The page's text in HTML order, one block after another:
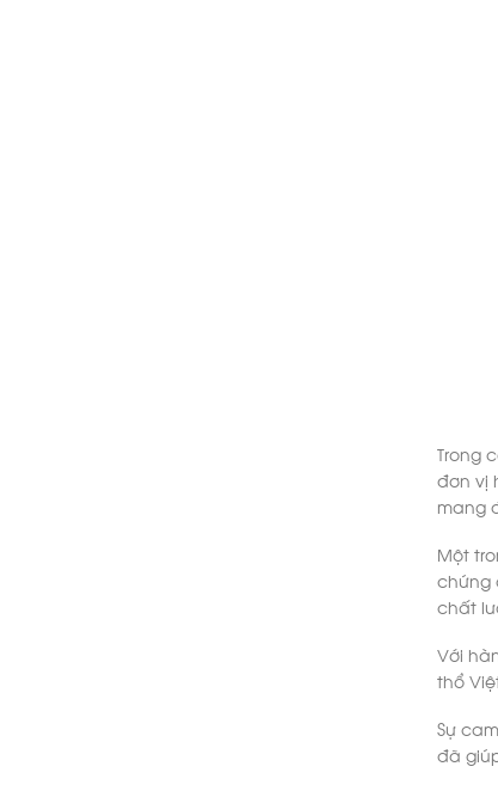
Trong
đơn vị
mang
Một
chứng
chất
Với
thổ
Sự
đã